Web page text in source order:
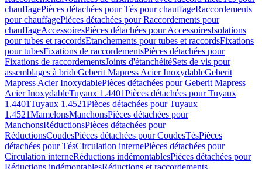
chauffagePièces détachées pour Tés pour chauffageRaccordements
pour chauffagePièces détachées pour Raccordements pour
chauffageAccessoiresPièces détachées pour AccessoiresIsolations
pour tubes et raccordsEtanchements pour tubes et raccordsFixations
pour tubesFixations de raccordementsPièces détachées pour
Fixations de raccordementsJoints d'étanchéitéSets de vis pour
assemblages à brideGeberit Mapress Acier InoxydableGeberit
Mapress Acier InoxydablePièces détachées pour Geberit Mapress
Acier InoxydableTuyaux 1.4401Pièces détachées pour Tuyaux
1.4401Tuyaux 1.4521Pièces détachées pour Tuyaux
1.4521MamelonsManchonsPièces détachées pour
ManchonsRéductionsPièces détachées pour
RéductionsCoudesPièces détachées pour CoudesTésPièces
détachées pour TésCirculation internePièces détachées pour
Circulation interneRéductions indémontablesPièces détachées pour
Réductions indémontablesRéductions et raccordements,